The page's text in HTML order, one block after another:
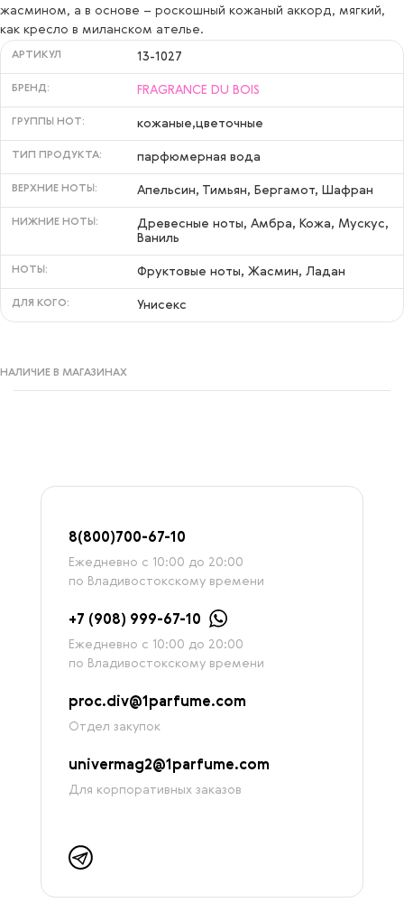
жасмином, а в основе – роскошный кожаный аккорд, мягкий,
как кресло в миланском ателье.
АРТИКУЛ 13-1027
БРЕНД: FRAGRANCE DU BOIS
ГРУППЫ НОТ: кожаные,цветочные
ТИП ПРОДУКТА: парфюмерная вода
ВЕРХНИЕ НОТЫ: Апельсин, Тимьян, Бергамот, Шафран
НИЖНИЕ НОТЫ:
Древесные ноты, Амбра, Кожа, Мускус,
Ваниль
НОТЫ: Фруктовые ноты, Жасмин, Ладан
ДЛЯ КОГО: Унисекс
НАЛИЧИЕ В МАГАЗИНАХ
8(800)700-67-10
Ежедневно с 10:00 до 20:00
по Владивостокскому времени
+7 (908) 999-67-10
Ежедневно с 10:00 до 20:00
по Владивостокскому времени
proc.div@1parfume.com
Отдел закупок
univermag2@1parfume.com
Для корпоративных заказов